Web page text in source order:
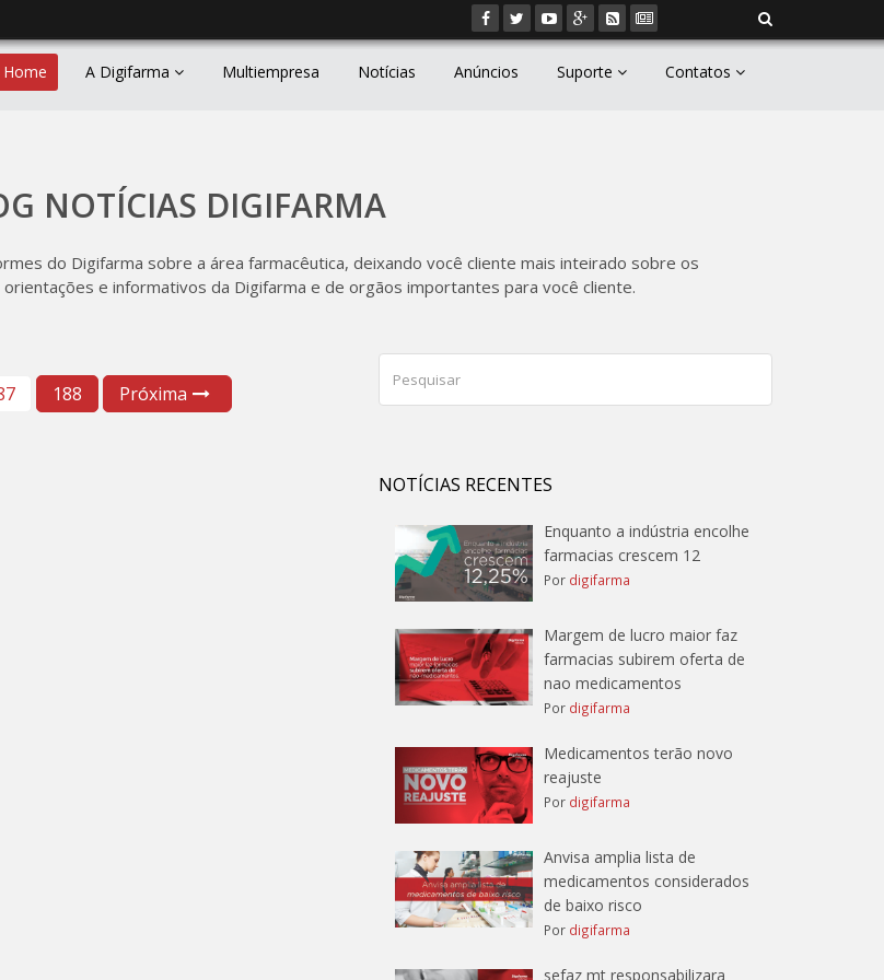
Home A Digifarma Multiempresa Notícias Anúncios Suporte Contatos
NOTÍCIAS DIGIFARMA
do Digifarma sobre a área farmacêutica, deixando você cliente mais inteirado sobre os
e informativos da Digifarma e de orgãos importantes para você cliente.
188 Próxima
NOTÍCIAS RECENTES
Enquanto a indústria encolhe
farmacias crescem 12
Por digifarma
Margem de lucro maior faz
farmacias subirem oferta de
nao medicamentos
Por digifarma
Medicamentos terão novo
reajuste
Por digifarma
Anvisa amplia lista de
medicamentos considerados
de baixo risco
Por digifarma
sefaz mt responsabilizara